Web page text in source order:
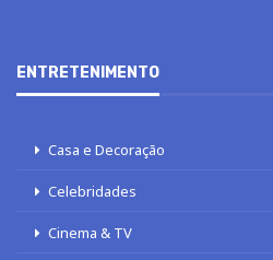
ENTRETENIMENTO
Casa e Decoração
Celebridades
Cinema & TV